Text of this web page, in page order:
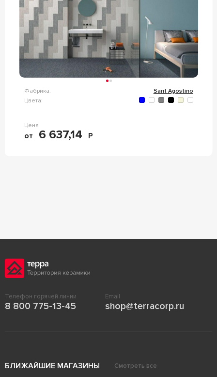
Фабрика:
Sant Agostino
Цвета:
Цена
от 6 637,14 Р
Телефон горячей линии
8 800 775-13-45
Email
shop@terracorp.ru
БЛИЖАЙШИЕ МАГАЗИНЫ Смотреть все